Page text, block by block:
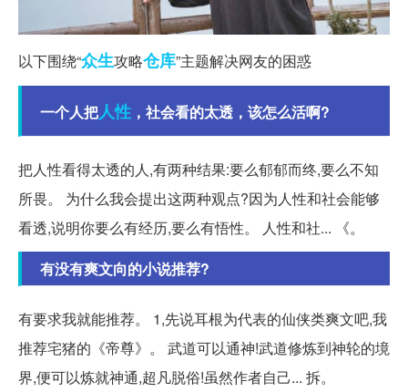
以下围绕“众生攻略仓库”主题解决网友的困惑
一个人把人性 ，社会看的太透，该怎么活啊?
把人性看得太透的人,有两种结果:要么郁郁而终,要么不知
所畏。 为什么我会提出这两种观点?因为人性和社会能够
看透,说明你要么有经历,要么有悟性。 人性和社... 《。
有没有爽文向的小说推荐?
有要求我就能推荐。 1,先说耳根为代表的仙侠类爽文吧,我
推荐宅猪的《帝尊》。 武道可以通神!武道修炼到神轮的境
界,便可以炼就神通,超凡脱俗!虽然作者自己... 拆。